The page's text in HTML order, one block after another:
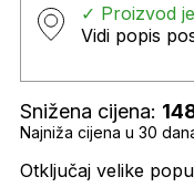
✓ Proizvod
Vidi popis
Snižena cijena:
Najniža cijena u 30
Otključaj velike